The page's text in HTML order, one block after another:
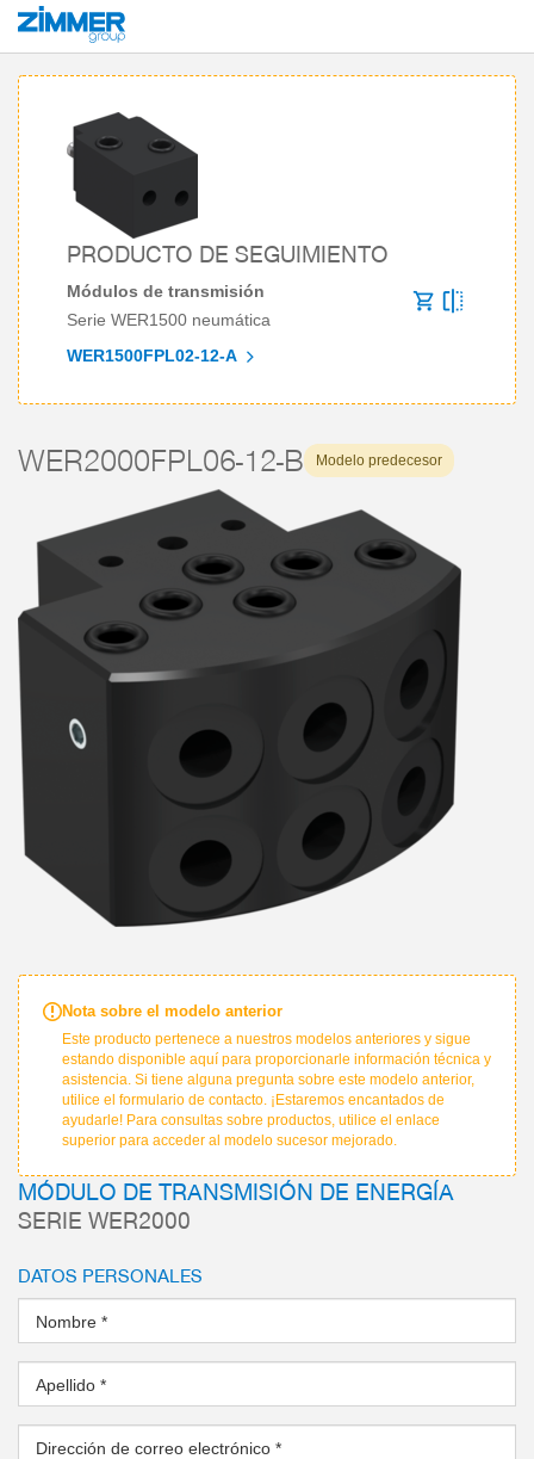
Inicio Productos
PRODUCTO DE SEGUIMIENTO
Módulos de transmisión
Serie WER1500 neumática
WER1500FPL02-12-A
WER2000FPL06-12-B Modelo predecesor
Nota sobre el modelo anterior
Este producto pertenece a nuestros modelos anteriores y sigue
estando disponible aquí para proporcionarle información técnica y
asistencia. Si tiene alguna pregunta sobre este modelo anterior,
utilice el formulario de contacto. ¡Estaremos encantados de
ayudarle! Para consultas sobre productos, utilice el enlace
superior para acceder al modelo sucesor mejorado.
MÓDULO DE TRANSMISIÓN DE ENERGÍA
SERIE WER2000
DATOS PERSONALES
Nombre *
Apellido *
Dirección de correo electrónico *